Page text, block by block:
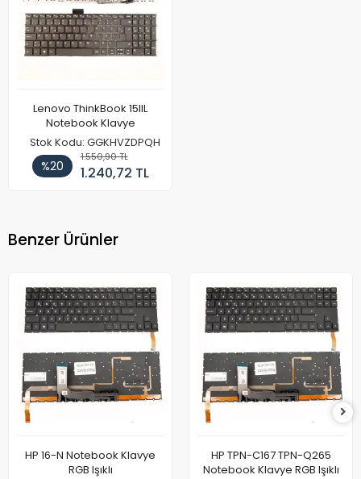
Lenovo ThinkBook 15IIL
Notebook Klavye
Stok Kodu: GGKHVZDPQH
%20
1.550,90 TL
1.240,72 TL
Benzer Ürünler
HP 16-N Notebook Klavye
RGB Işıklı
HP TPN-C167 TPN-Q265
Notebook Klavye RGB Işıklı